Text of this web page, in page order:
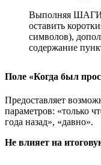
Выполняя ШАГИ
оставить
символов),
содержание
Поле «Когда был
Предоставляет
параметров: «только
года назад», «давно».
Не влияет на